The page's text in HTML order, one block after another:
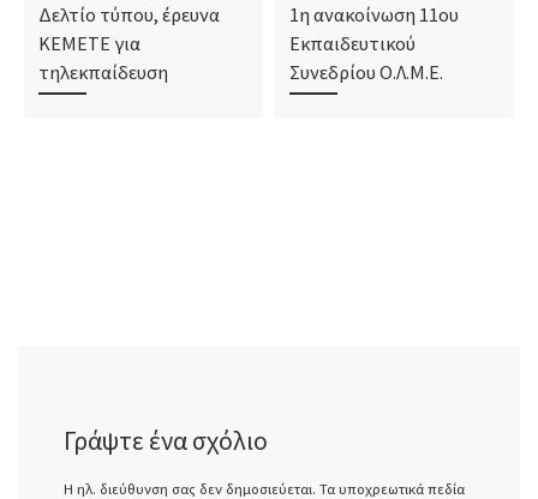
Δελτίο τύπου, έρευνα
ΚΕΜΕΤΕ για
τηλεκπαίδευση
1η ανακοίνωση 11ου
Εκπαιδευτικού
Συνεδρίου Ο.Λ.Μ.Ε.
Γράψτε ένα σχόλιο
Η ηλ. διεύθυνση σας δεν δημοσιεύεται. Τα υποχρεωτικά πεδία